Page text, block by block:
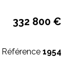
332 800 €
Référence 1954